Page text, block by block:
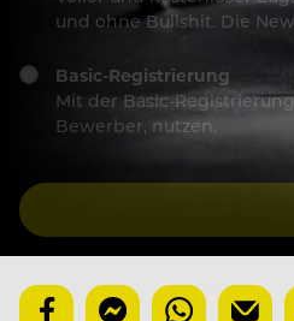
und ohne Bullshit. Die
Basic-Registrierung
Mit der Basic-
Bewerber, nutzen.